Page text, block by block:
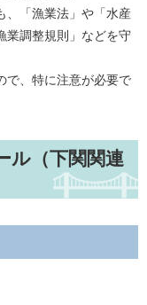
、「漁業法」や「水産
業調整規則」などを守
で、特に注意が必要で
ル（下関関連